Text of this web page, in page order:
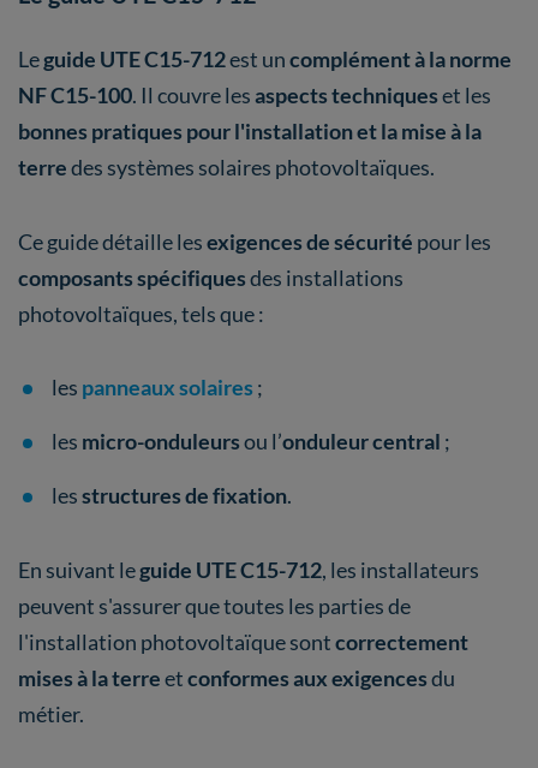
Leguide UTE C15-712est uncomplément à la norme
NF C15-100. Il couvre lesaspects techniqueset les
bonnes pratiques pour l'installationet la mise à la
terredes systèmes solaires photovoltaïques.
Ce guide détaille lesexigences de sécurité pour les
composants spécifiquesdes installations
photovoltaïques, tels que :
les panneaux solaires ;
les micro-onduleursou l’onduleur central ;
lesstructures de fixation.
En suivant leguide UTE C15-712, les installateurs
peuvent s'assurer que toutes les parties de
l'installation photovoltaïque sontcorrectement
mises à la terreetconformes aux exigencesdu
métier.